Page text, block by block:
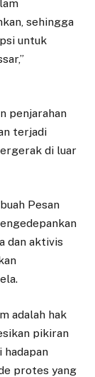
sehingga
untuk
penjarahan
terjadi
di luar
Pesan
dan aktivis
adalah hak
pikiran
hadapan
protes yang